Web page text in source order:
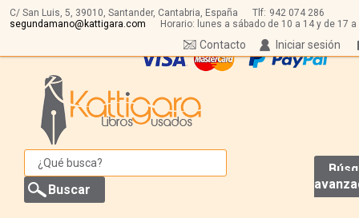
C/ San Luis, 5, 39010, Santander, Cantabria, España Tlf: 942 074 286
segundamano@kattigara.com
Horario: lunes a sábado de 10 a 14 y de 17 a
Iniciar sesión
Contacto